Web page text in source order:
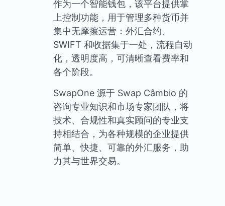
作为一个智能钱包，该平台提供掌
上控制功能，用于管理多种货币并
集中无摩擦运营：外汇合约、
SWIFT 和收据集于一处，流程自动
化，透明度高，可清晰查看费率和
各个阶段。
SwapOne 源于 Swap Câmbio 的
咨询专业知识和市场专家团队，将
技术、合规性和真实顾问的专业支
持相结合，为各种规模的企业提供
简单、快捷、可靠的外汇服务，助
力其与世界交易。